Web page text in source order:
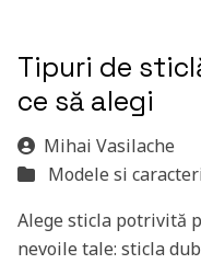
Tipuri de
ce să alegi
Mihai Vasilache
Modele si
Alege sticla potrivită
nevoile tale: sticla